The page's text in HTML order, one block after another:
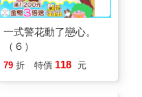
一式警花動了戀心。
（６）
79 折 特價 118 元